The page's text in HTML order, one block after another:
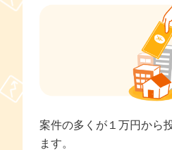
案件の多くが１万円から
ます。